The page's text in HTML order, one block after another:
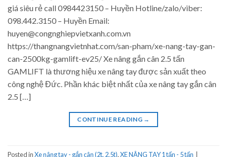
giá siêu rẻ call 0984423150 – Huyền Hotline/zalo/viber:
098.442.3150 – Huyền Email:
huyen@congnghiepvietxanh.com.vn
https://thangnangvietnhat.com/san-pham/xe-nang-tay-gan-
can-2500kg-gamlift-ev25/ Xe nâng gắn cân 2.5 tấn
GAMLIFT là thương hiệu xe nâng tay được sản xuất theo
công nghệ Đức. Phần khác biệt nhất của xe nâng tay gắn cân
2.5 […]
CONTINUE READING →
Posted inXe nâng tay - gắn cân (2t, 2.5t),XE NÂNG TAY 1 tấn - 5 tấn